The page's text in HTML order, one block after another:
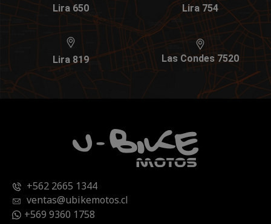
Lira 650 Lira 754
Lira 819 Las Condes 7520
+562 2665 1344
ventas@ubikemotos.cl
+569 9360 1758